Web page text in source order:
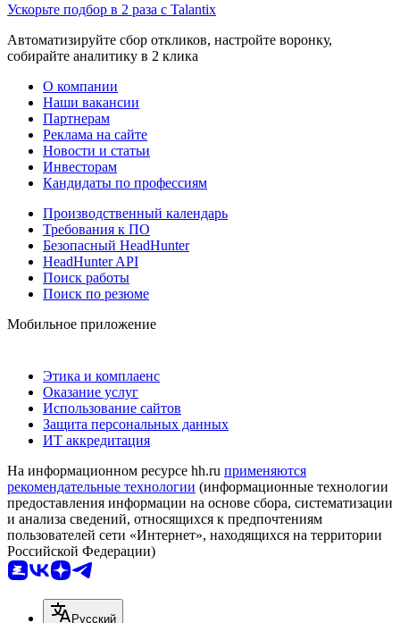
Ускорьте подбор в 2 раза с Talantix
Автоматизируйте сбор откликов, настройте воронку,
собирайте аналитику в 2 клика
О компании
Наши вакансии
Партнерам
Реклама на сайте
Новости и статьи
Инвесторам
Кандидаты по профессиям
Производственный календарь
Требования к ПО
Безопасный HeadHunter
HeadHunter API
Поиск работы
Поиск по резюме
Мобильное приложение
Этика и комплаенс
Оказание услуг
Использование сайтов
Защита персональных данных
ИТ аккредитация
На информационном ресурсе hh.ru применяются
рекомендательные технологии (информационные технологии
предоставления информации на основе сбора, систематизации
и анализа сведений, относящихся к предпочтениям
пользователей сети «Интернет», находящихся на территории
Российской Федерации)
Русский